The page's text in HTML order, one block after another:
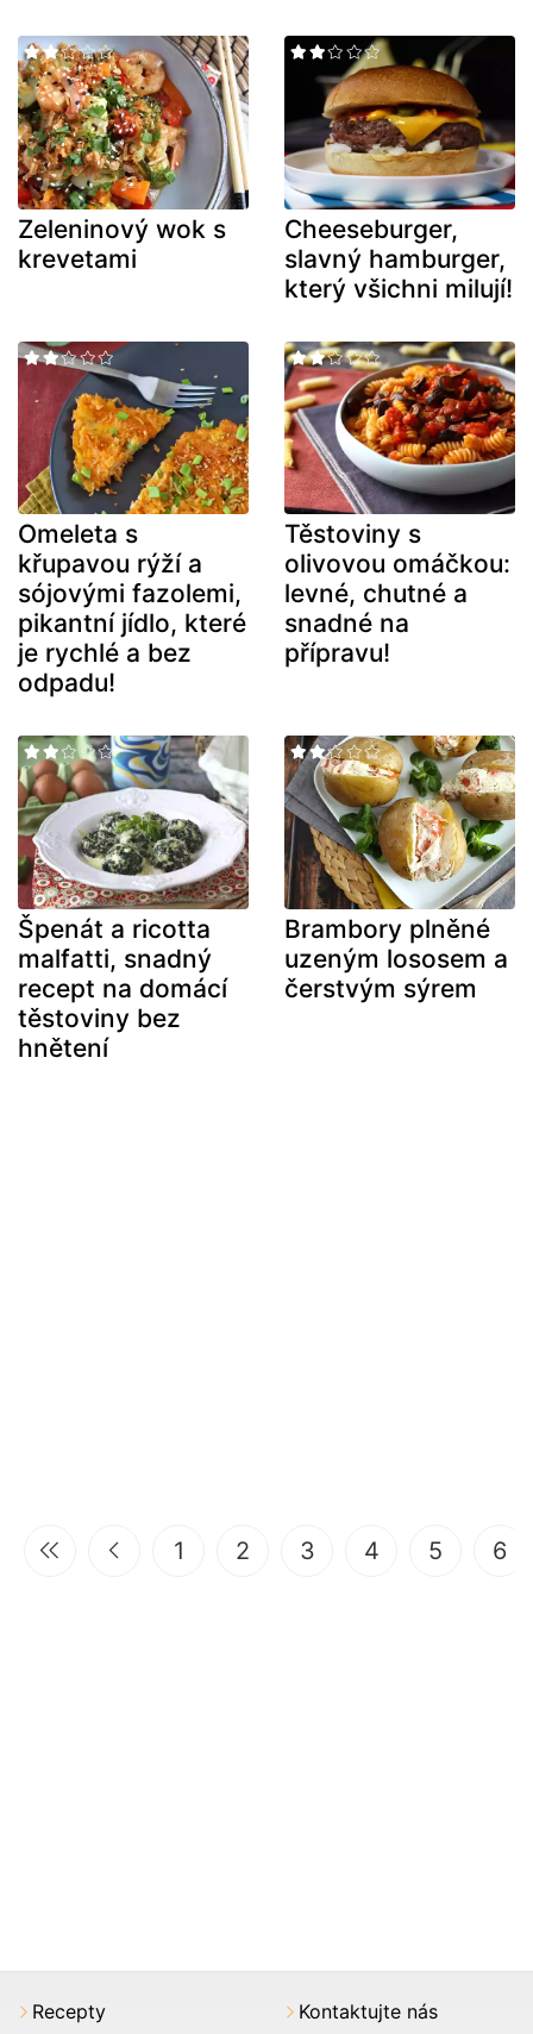
Zeleninový wok s
krevetami
Cheeseburger,
slavný hamburger,
který všichni milují!
Omeleta s
křupavou rýží a
sójovými fazolemi,
pikantní jídlo, které
je rychlé a bez
odpadu!
Těstoviny s
olivovou omáčkou:
levné, chutné a
snadné na
přípravu!
Špenát a ricotta
malfatti, snadný
recept na domácí
těstoviny bez
hnětení
Brambory plněné
uzeným lososem a
čerstvým sýrem
1 2 3 4 5 6
Recepty Kontaktujte nás